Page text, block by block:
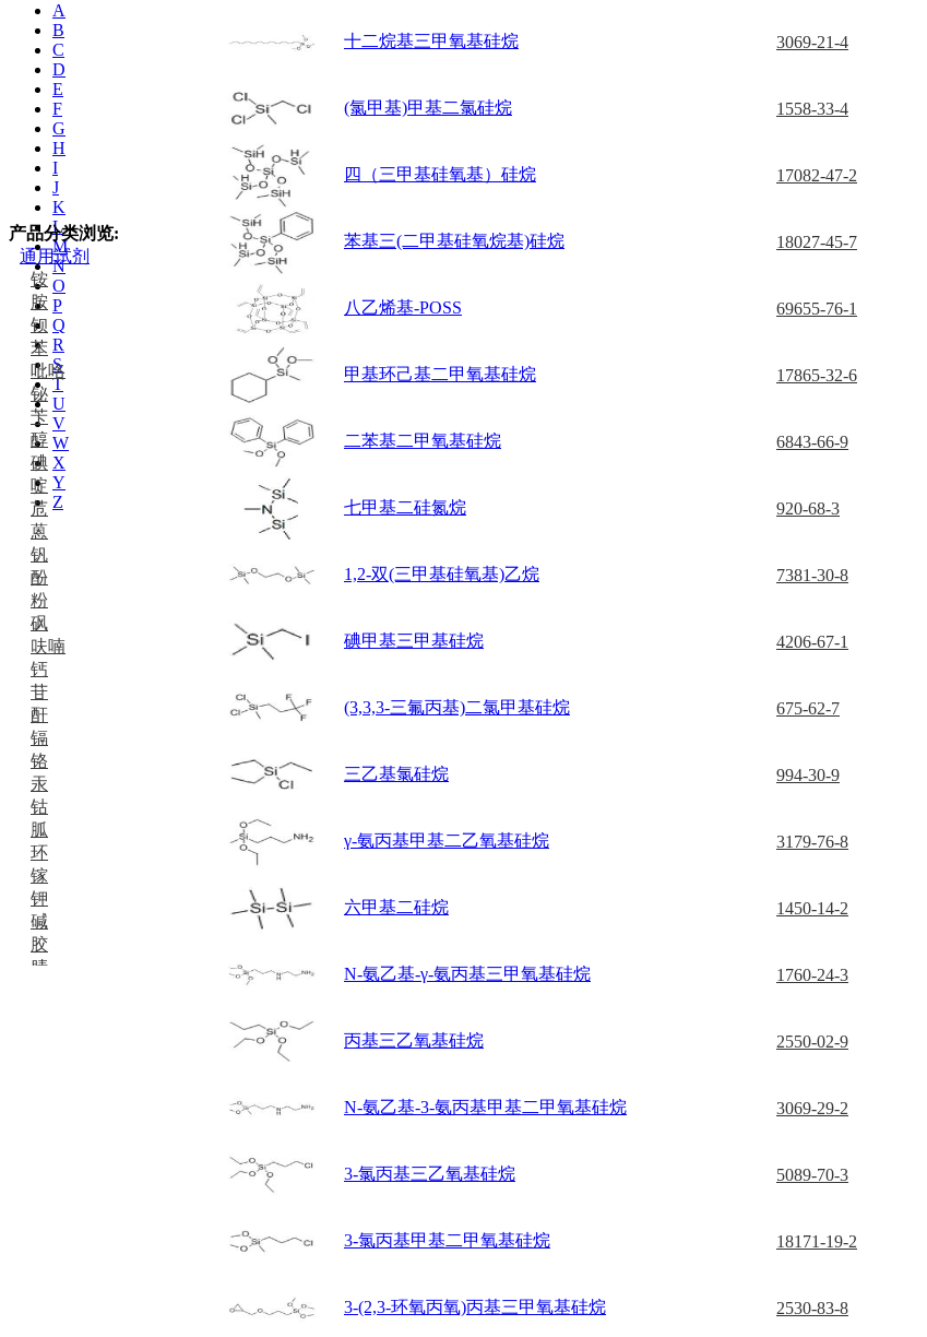
A
B
C
D
E
F
G
H
I
J
K
L
M
N
O
P
Q
R
S
T
U
V
W
X
Y
Z
产品分类浏览:
通用试剂
铵
胺
钡
苯
吡咯
铋
苄
醇
碘
啶
苊
蒽
钒
酚
粉
砜
呋喃
钙
苷
酐
镉
铬
汞
钴
胍
环
镓
钾
碱
胶
腈
十二烷基三甲氧基硅烷 3069-21-4
(氯甲基)甲基二氯硅烷 1558-33-4
四（三甲基硅氧基）硅烷 17082-47-2
苯基三(二甲基硅氧烷基)硅烷 18027-45-7
八乙烯基-POSS 69655-76-1
甲基环己基二甲氧基硅烷 17865-32-6
二苯基二甲氧基硅烷 6843-66-9
七甲基二硅氮烷 920-68-3
1,2-双(三甲基硅氧基)乙烷 7381-30-8
碘甲基三甲基硅烷 4206-67-1
(3,3,3-三氟丙基)二氯甲基硅烷 675-62-7
三乙基氯硅烷 994-30-9
γ-氨丙基甲基二乙氧基硅烷 3179-76-8
六甲基二硅烷 1450-14-2
N-氨乙基-γ-氨丙基三甲氧基硅烷 1760-24-3
丙基三乙氧基硅烷 2550-02-9
N-氨乙基-3-氨丙基甲基二甲氧基硅烷 3069-29-2
3-氯丙基三乙氧基硅烷 5089-70-3
3-氯丙基甲基二甲氧基硅烷 18171-19-2
3-(2,3-环氧丙氧)丙基三甲氧基硅烷 2530-83-8